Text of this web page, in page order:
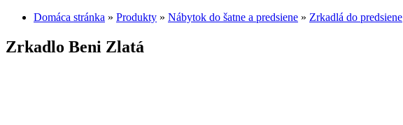
Domáca stránka » Produkty » Nábytok do šatne a predsiene » Zrkadlá do predsiene
Zrkadlo Beni Zlatá